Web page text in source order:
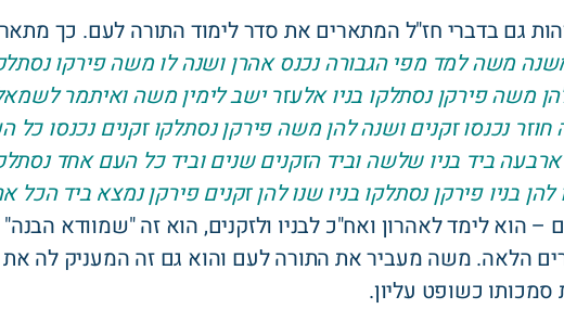
גם בדברי חז"ל המתארים את סדר לימוד התורה לעם. כך
משה למד מפי הגבורה נכנס אהרן ושנה לו משה פירקו
משה פירקן נסתלקו בניו אלעזר ישב לימין משה ואיתמר
נכנסו זקנים ושנה להן משה פירקן נסתלקו זקנים נכנסו
ארבעה ביד בניו שלשה וביד הזקנים שנים וביד כל העם אחד
בניו פירקן נסתלקו בניו שנו להן זקנים פירקן נמצא ביד הכל
– הוא לימד לאהרון ואח"כ לבניו ולזקנים, הוא זה "שמוודא
הלאה. משה מעביר את התורה לעם והוא גם זה המעניק לה
כשופט עליון.